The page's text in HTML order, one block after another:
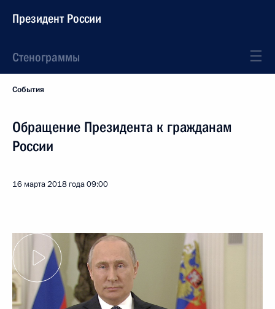
Президент России
Стенограммы
События
Обращение Президента к гражданам
России
16 марта 2018 года09:00